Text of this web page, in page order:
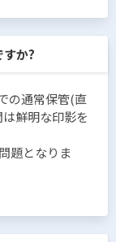
か?
の通常保管(直
鮮明な印影を
題となりま